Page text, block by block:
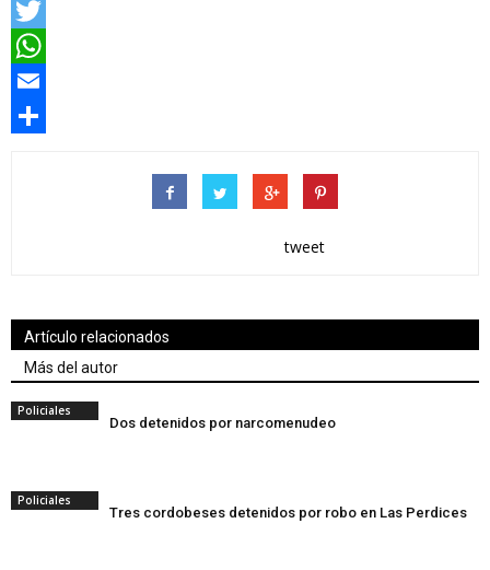
Facebook
Twitter
WhatsApp
Email
tweet
Artículo relacionados
Más del autor
Policiales
Dos detenidos por narcomenudeo
Policiales
Tres cordobeses detenidos por robo en Las Perdices